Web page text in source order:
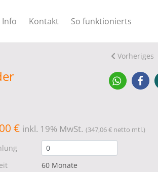
Info Kontakt So funktionierts
Vorheriges
€ inkl. 19% MwSt. (347,06 € netto mtl.)
60 Monate